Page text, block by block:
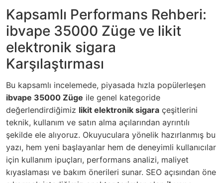
Kapsamlı Performans Rehberi:
ibvape 35000 Züge ve likit
elektronik sigara
Karşılaştırması
Bu kapsamlı incelemede, piyasada hızla popülerleşen
ibvape 35000 Züge ile genel kategoride
değerlendirdiğimiz likit elektronik sigara çeşitlerini
teknik, kullanım ve satın alma açılarından ayrıntılı
şekilde ele alıyoruz. Okuyuculara yönelik hazırlanmış bu
yazı, hem yeni başlayanlar hem de deneyimli kullanıcılar
için kullanım ipuçları, performans analizi, maliyet
kıyaslaması ve bakım önerileri sunar. SEO açısından öne